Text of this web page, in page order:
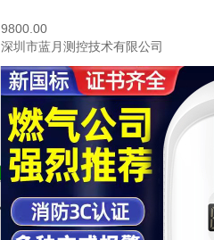
9800.00
深圳市蓝月测控技术有限公司